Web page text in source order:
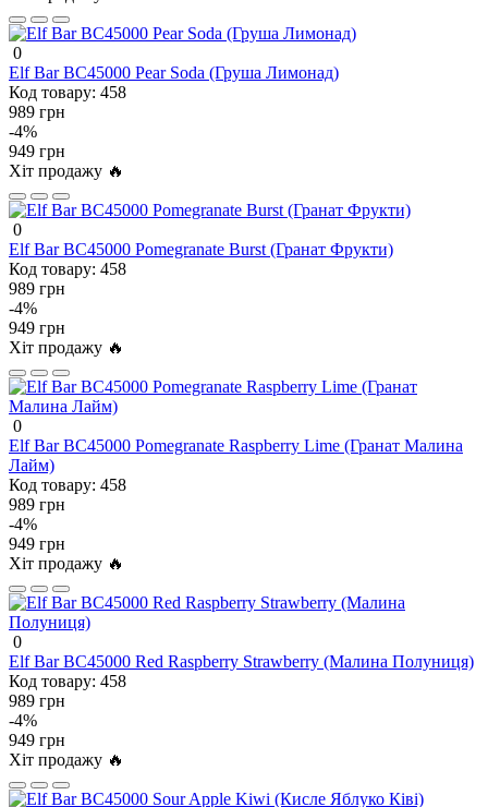
0
Elf Bar BC45000 Pear Soda (Груша Лимонад)
Код товару: 458
989 грн
-4%
949 грн
Хіт продажу 🔥
0
Elf Bar BC45000 Pomegranate Burst (Гранат Фрукти)
Код товару: 458
989 грн
-4%
949 грн
Хіт продажу 🔥
0
Elf Bar BC45000 Pomegranate Raspberry Lime (Гранат Малина
Лайм)
Код товару: 458
989 грн
-4%
949 грн
Хіт продажу 🔥
0
Elf Bar BC45000 Red Raspberry Strawberry (Малина Полуниця)
Код товару: 458
989 грн
-4%
949 грн
Хіт продажу 🔥